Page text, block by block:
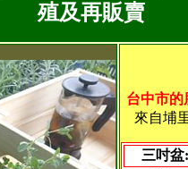
殖及再販賣
台中市的
來自埔
三吋盆